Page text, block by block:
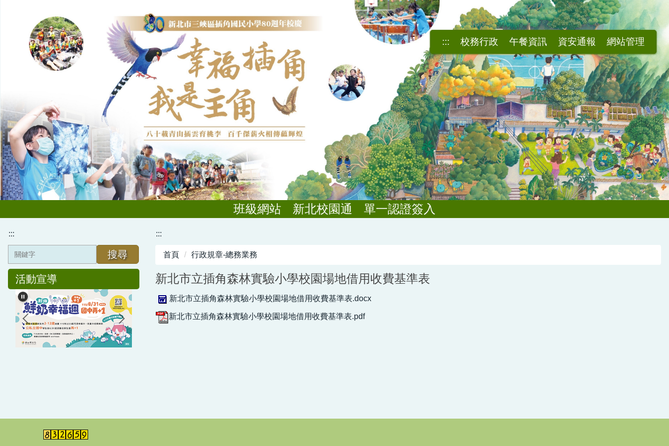
班級網站 新北校園通 單一認證簽入
::: 校務行政 午餐資訊 資安通報 網站管理
:::
搜尋
活動宣導
:::
首頁 行政規章-總務業務
新北市立插角森林實驗小學校園場地借用收費基準表
新北市立插角森林實驗小學校園場地借用收費基準表.docx
新北市立插角森林實驗小學校園場地借用收費基準表.pdf